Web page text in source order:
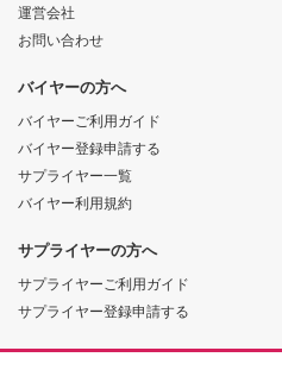
運営会社
お問い合わせ
バイヤーの方へ
バイヤーご利用ガイド
バイヤー登録申請する
サプライヤー一覧
バイヤー利用規約
サプライヤーの方へ
サプライヤーご利用ガイド
サプライヤー登録申請する